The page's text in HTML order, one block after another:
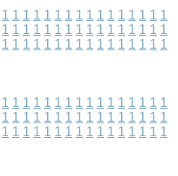
1 1 1 1 1 1 1 1 1 1 1 1 1 1 1 1
1 1 1 1 1 1 1 1 1 1 1 1 1 1 1 1
1 1 1 1 1 1 1 1 1 1 1 1 1 1 1 1
1 1 1 1 1 1 1 1 1 1 1 1 1 1 1 1
1 1 1 1 1 1 1 1 1 1 1 1 1 1 1 1
1 1 1 1 1 1 1 1 1 1 1 1 1 1 1 1